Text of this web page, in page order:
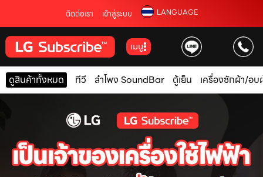
ติดต่อเรา เข้าสู่ระบบ LANGUAGE
เมนู
ดูสินค้าทั้งหมด ทีวี ลำโพง SoundBar ตู้เย็น เครื่องซักผ้า/อบ